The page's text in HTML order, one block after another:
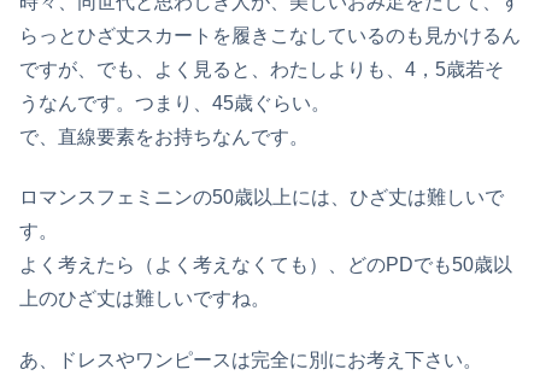
らっとひざ丈スカートを履きこなしているのも見かけるん
ですが、でも、よく見ると、わたしよりも、4，5歳若そ
うなんです。つまり、45歳ぐらい。
で、直線要素をお持ちなんです。
ロマンスフェミニンの50歳以上には、ひざ丈は難しいで
す。
よく考えたら（よく考えなくても）、どのPDでも50歳以
上のひざ丈は難しいですね。
あ、ドレスやワンピースは完全に別にお考え下さい。